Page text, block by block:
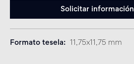
Solicitar información
Formato tesela 11,75x11,75 mm